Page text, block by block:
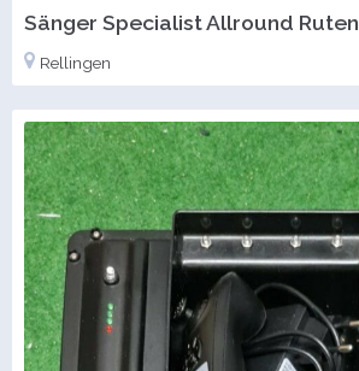
Sänger Specialist Allround Ruten
Rellingen